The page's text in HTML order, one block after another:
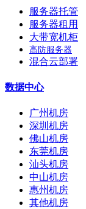
服务器托管
服务器租用
大带宽机柜
高防服务器
混合云部署
数据中心
广州机房
深圳机房
佛山机房
东莞机房
汕头机房
中山机房
惠州机房
其他机房